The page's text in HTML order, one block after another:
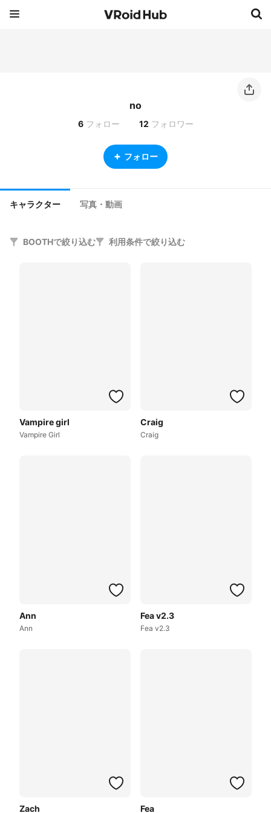
no
6 フォロー 12 フォロワー
フォロー
キャラクター 写真・動画
BOOTHで絞り込む 利用条件で絞り込む
Vampire girl
Vampire Girl
Craig
Craig
Ann
Ann
Fea v2.3
Fea v2.3
Zach Fea